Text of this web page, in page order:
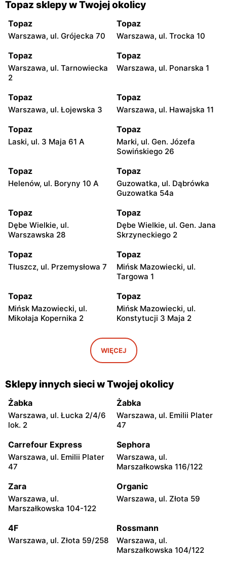
Topaz sklepy w Twojej okolicy
Topaz
Warszawa, ul. Grójecka 70
Topaz
Warszawa, ul. Trocka 10
Topaz
Warszawa, ul. Tarnowiecka
2
Topaz
Warszawa, ul. Ponarska 1
Topaz
Warszawa, ul. Łojewska 3
Topaz
Warszawa, ul. Hawajska 11
Topaz
Laski, ul. 3 Maja 61 A
Topaz
Marki, ul. Gen. Józefa
Sowińskiego 26
Topaz
Helenów, ul. Boryny 10 A
Topaz
Guzowatka, ul. Dąbrówka
Guzowatka 54a
Topaz
Dębe Wielkie, ul.
Warszawska 28
Topaz
Dębe Wielkie, ul. Gen. Jana
Skrzyneckiego 2
Topaz
Tłuszcz, ul. Przemysłowa 7
Topaz
Mińsk Mazowiecki, ul.
Targowa 1
Topaz
Mińsk Mazowiecki, ul.
Mikołaja Kopernika 2
Topaz
Mińsk Mazowiecki, ul.
Konstytucji 3 Maja 2
Topaz
Mińsk Mazowiecki, ul.
Warszawska 250/96
Topaz
Mińsk Mazowiecki, ul.
Józefa Mireckiego 15
Topaz
Mińsk Mazowiecki, ul.
Dąbrówki 52
Topaz Topaz
Topaz
Grójec, ul. Józefa
Topaz
Wyszków, ul. Wąska 21
Topaz
Zatory, ul. Jana Pawła II 122
Topaz
Topaz
Winnica, ul. Warszawska 1
Topaz
Jadów, ul. Nowinki 52
WIĘCEJ
Sklepy innych sieci w Twojej okolicy
Żabka
Warszawa, ul. Łucka 2/4/6
lok. 2
Żabka
Warszawa, ul. Emilii Plater
47
Carrefour Express
Warszawa, ul. Emilii Plater
47
Sephora
Warszawa, ul.
Marszałkowska 116/122
Zara
Warszawa, ul.
Marszałkowska 104-122
Organic
Warszawa, ul. Złota 59
4F
Warszawa, ul. Złota 59/258
Rossmann
Warszawa, ul.
Marszałkowska 104/122